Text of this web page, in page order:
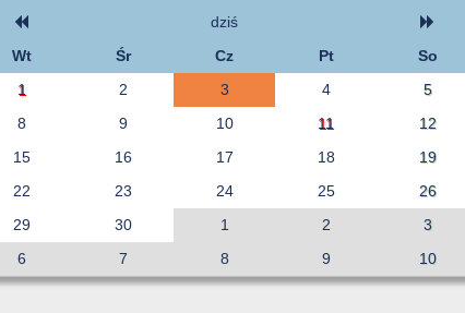
dziś
Wt Śr Cz Pt So
1 2 3 4 5
8 9 10 11 12
15 16 17 18 19
22 23 24 25 26
29 30 1 2 3
6 7 8 9 10